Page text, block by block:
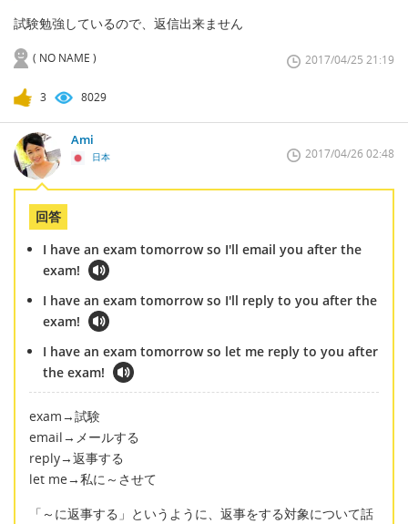
試験勉強しているので、返信出来ません
( NO NAME ) 2017/04/25 21:19
3 8029
Ami
日本 2017/04/26 02:48
回答
I have an exam tomorrow so I'll email you after the
exam!
I have an exam tomorrow so I'll reply to you after the
exam!
I have an exam tomorrow so let me reply to you after
the exam!
exam→試験
email→メールする
reply→返事する
let me→私に～させて
「～に返事する」というように、返事をする対象について話